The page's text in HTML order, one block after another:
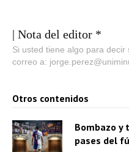
| Nota del editor *
Si usted tiene algo para
correo a:
Otros contenidos
Bombazo y
pases del